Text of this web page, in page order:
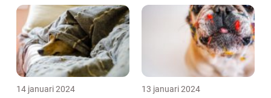
14 januari 2024 13 januari 2024